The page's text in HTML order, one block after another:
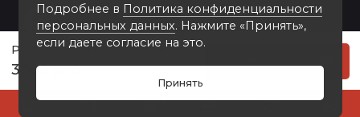
0
Рамка алюминиевая 30 мм формата А2 (420х594мм)
3000 руб
Подробнее в Политика конфиденциальности
персональных данных. Нажмите «Принять»,
если даете согласие на это.
Принять